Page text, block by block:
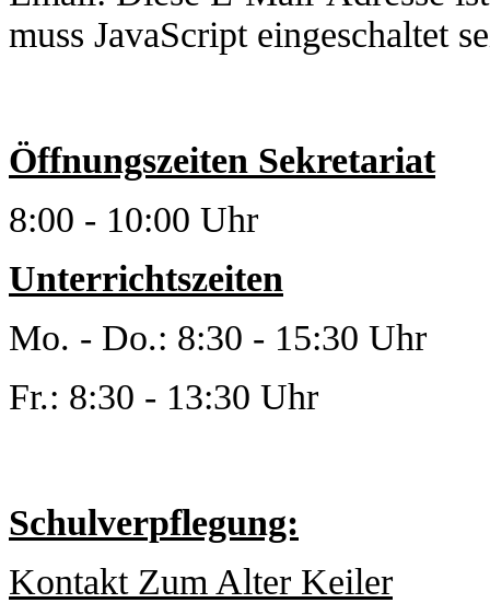
muss JavaScript eingeschaltet
Öffnungszeiten Sekretariat
8:00 - 10:00 Uhr
Unterrichtszeiten
Mo. - Do.: 8:30 - 15:30 Uhr
Fr.: 8:30 - 13:30 Uhr
Schulverpflegung:
Kontakt Zum Alter Keiler